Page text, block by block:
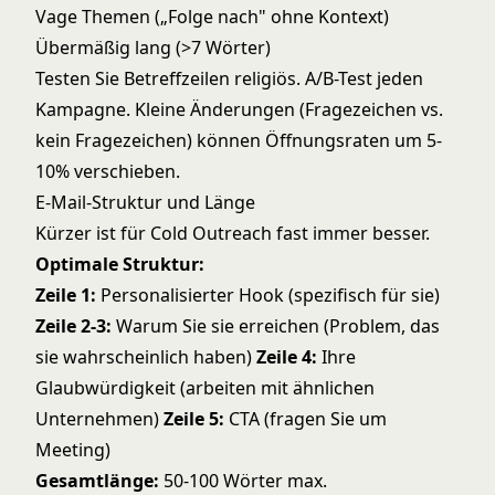
Vage Themen („Folge nach" ohne Kontext)
Übermäßig lang (>7 Wörter)
Testen Sie Betreffzeilen religiös. A/B-Test jeden
Kampagne. Kleine Änderungen (Fragezeichen vs.
kein Fragezeichen) können Öffnungsraten um 5-
10% verschieben.
E-Mail-Struktur und Länge
Kürzer ist für Cold Outreach fast immer besser.
Optimale Struktur:
Zeile 1: Personalisierter Hook (spezifisch für sie)
Zeile 2-3: Warum Sie sie erreichen (Problem, das
sie wahrscheinlich haben)Zeile 4: Ihre
Glaubwürdigkeit (arbeiten mit ähnlichen
Unternehmen)Zeile 5: CTA (fragen Sie um
Meeting)
Gesamtlänge: 50-100 Wörter max.